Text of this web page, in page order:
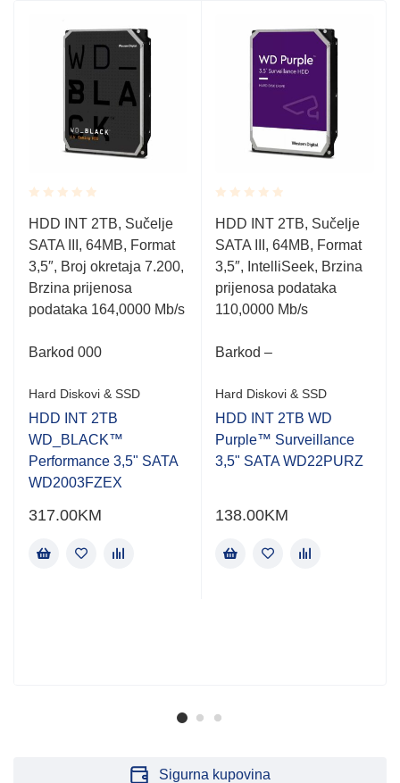
Rated
0.001
out
of
5
HDD INT 2TB, Sučelje
SATA III, 64MB, Format
3,5″, Broj okretaja 7.200,
Brzina prijenosa
podataka 164,0000 Mb/s
Barkod 000
Hard Diskovi & SSD
HDD INT 2TB
WD_BLACK™
Performance 3,5" SATA
WD2003FZEX
317.00KM
Rated
0.001
out
of
5
HDD INT 2TB, Sučelje
SATA III, 64MB, Format
3,5″, IntelliSeek, Brzina
prijenosa podataka
110,0000 Mb/s
Barkod –
Hard Diskovi & SSD
HDD INT 2TB WD
Purple™ Surveillance
3,5" SATA WD22PURZ
138.00KM
Sigurna kupovina